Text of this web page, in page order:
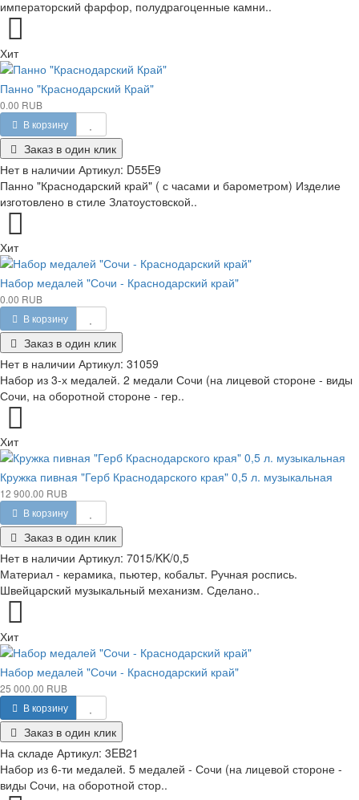
императорский фарфор, полудрагоценные камни..
Хит
Панно "Краснодарский Край"
0.00 RUB
В корзину
Заказ в один клик
Нет в наличии Артикул: D55E9
Панно "Краснодарский край" ( с часами и барометром) Изделие
изготовлено в стиле Златоустовской..
Хит
Набор медалей "Сочи - Краснодарский край"
0.00 RUB
В корзину
Заказ в один клик
Нет в наличии Артикул: 31059
Набор из 3-х медалей. 2 медали Сочи (на лицевой стороне - виды
Сочи, на оборотной стороне - гер..
Хит
Кружка пивная "Герб Краснодарского края" 0,5 л. музыкальная
12 900.00 RUB
В корзину
Заказ в один клик
Нет в наличии Артикул: 7015/KK/0,5
Материал - керамика, пьютер, кобальт. Ручная роспись.
Швейцарский музыкальный механизм. Сделано..
Хит
Набор медалей "Сочи - Краснодарский край"
25 000.00 RUB
В корзину
Заказ в один клик
На складе Артикул: 3EB21
Набор из 6-ти медалей. 5 медалей - Сочи (на лицевой стороне -
виды Сочи, на оборотной стор..